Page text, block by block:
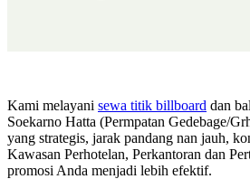
Kami melayani sewa titik billboard dan
Soekarno Hatta (Permpatan Gedebage/
yang strategis, jarak pandang nan jauh,
Kawasan Perhotelan, Perkantoran dan
promosi Anda menjadi lebih efektif.